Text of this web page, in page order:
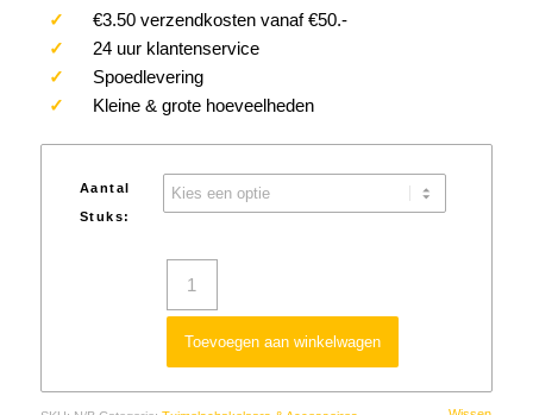
✓ €3.50 verzendkosten vanaf €50.-
✓ 24 uur klantenservice
✓ Spoedlevering
✓ Kleine & grote hoeveelheden
Aantal
Stuks:
Toevoegen aan winkelwagen